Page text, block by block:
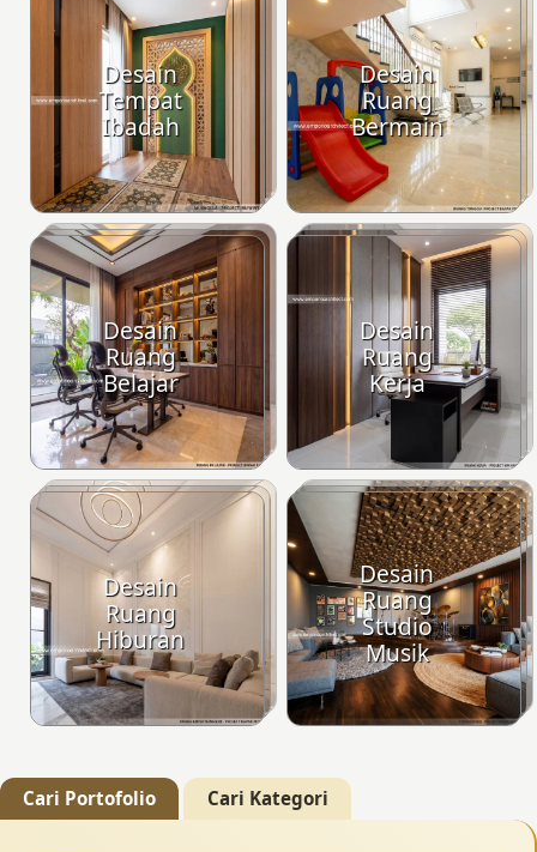
Desain
Tempat
Ibadah
Desain
Ruang
Bermain
Desain
Ruang
Belajar
Desain
Ruang
Kerja
Desain
Ruang
Hiburan
Desain
Ruang
Studio
Musik
Cari Portofolio Cari Kategori